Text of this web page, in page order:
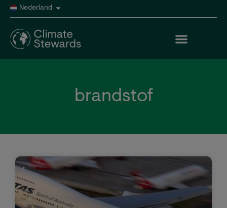
Nederland
brandstof